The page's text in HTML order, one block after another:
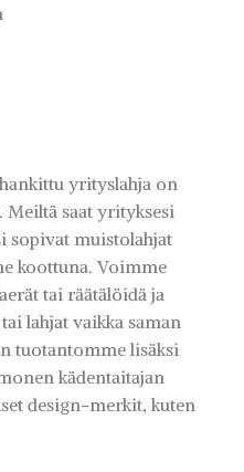
yrityslahja on
Meiltä saat yrityksesi
sopivat muistolahjat
koottuna. Voimme
tai räätälöidä ja
lahjat vaikka saman
tuotantomme lisäksi
kädentaitajan
design-merkit, kuten